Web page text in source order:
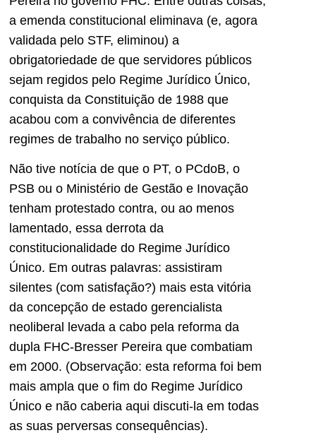
a emenda constitucional eliminava (e, agora
validada pelo STF, eliminou) a
obrigatoriedade de que servidores públicos
sejam regidos pelo Regime Jurídico Único,
conquista da Constituição de 1988 que
acabou com a convivência de diferentes
regimes de trabalho no serviço público.
Não tive notícia de que o PT, o PCdoB, o
PSB ou o Ministério de Gestão e Inovação
tenham protestado contra, ou ao menos
lamentado, essa derrota da
constitucionalidade do Regime Jurídico
Único. Em outras palavras: assistiram
silentes (com satisfação?) mais esta vitória
da concepção de estado gerencialista
neoliberal levada a cabo pela reforma da
dupla FHC-Bresser Pereira que combatiam
em 2000. (Observação: esta reforma foi bem
mais ampla que o fim do Regime Jurídico
Único e não caberia aqui discuti-la em todas
as suas perversas consequências).